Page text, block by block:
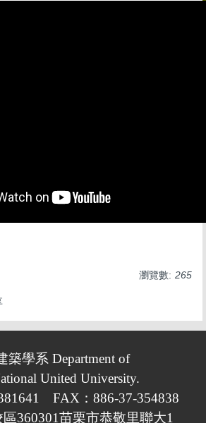
瀏覽數: 265
築學系 Department of
United University.
FAX：886-37-354838
360301苗栗市恭敬里聯大1